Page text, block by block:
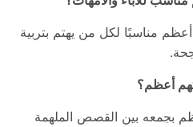
مناسبًا لكل من يهتم بتربية
أعظم؟
بجمعه بين القصص الملهمة